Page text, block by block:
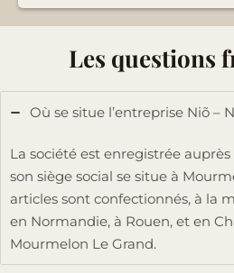
Les questions
Où se situe l’entreprise Niõ –
La société est enregistrée
son siège social se situe à
articles sont confectionnés, à la
en Normandie, à Rouen, et en
Mourmelon Le Grand.